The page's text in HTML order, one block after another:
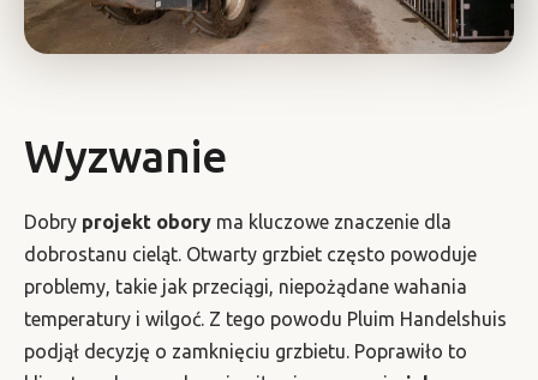
Wyzwanie
Dobry projekt obory ma kluczowe znaczenie dla
dobrostanu cieląt. Otwarty grzbiet często powoduje
problemy, takie jak przeciągi, niepożądane wahania
temperatury i wilgoć. Z tego powodu Pluim Handelshuis
podjął decyzję o zamknięciu grzbietu. Poprawiło to